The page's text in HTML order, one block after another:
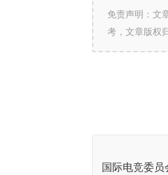
免责声明：文
考，文章版权
国际电竞委